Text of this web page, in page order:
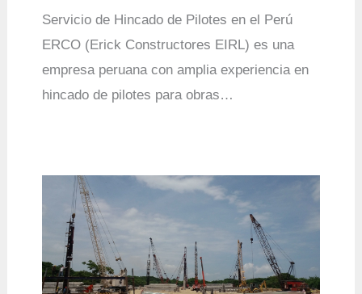
Servicio de Hincado de Pilotes en el Perú
ERCO (Erick Constructores EIRL) es una
empresa peruana con amplia experiencia en
hincado de pilotes para obras…